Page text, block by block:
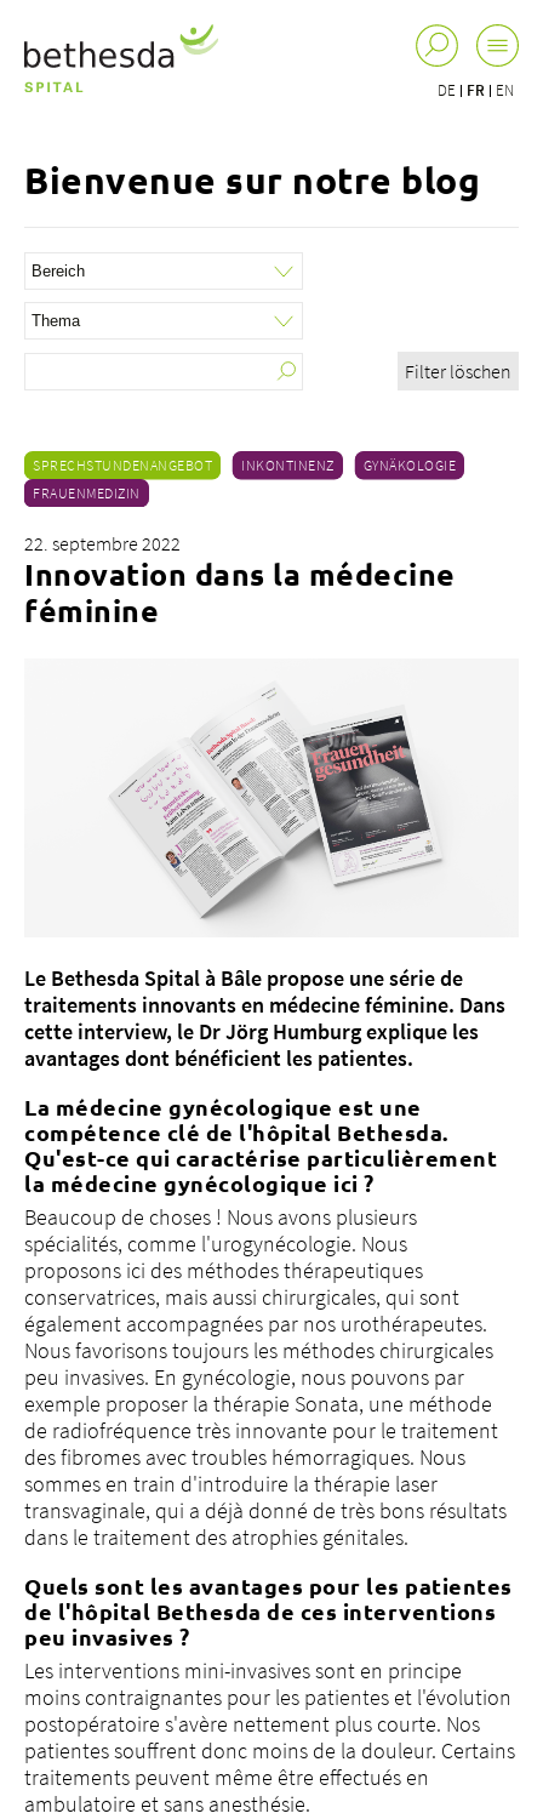
DE FR EN
Adresse de référence
Emplois & carrière
Domaines d'expertise
Événements & cours
Service des urgences
Bienvenue sur notre blog
Filter löschen
SPRECHSTUNDENANGEBOT INKONTINENZ
GYNÄKOLOGIE
FRAUENMEDIZIN
22. septembre 2022
Innovation dans la médecine
féminine
Le Bethesda Spital à Bâle propose une série de
traitements innovants en médecine féminine. Dans
cette interview, le Dr Jörg Humburg explique les
avantages dont bénéficient les patientes.
La médecine gynécologique est une
compétence clé de l'hôpital Bethesda.
Qu'est-ce qui caractérise particulièrement
la médecine gynécologique ici ?
Beaucoup de choses ! Nous avons plusieurs
spécialités, comme l'urogynécologie. Nous
proposons ici des méthodes thérapeutiques
conservatrices, mais aussi chirurgicales, qui sont
également accompagnées par nos urothérapeutes.
Nous favorisons toujours les méthodes chirurgicales
peu invasives. En gynécologie, nous pouvons par
exemple proposer la thérapie Sonata, une méthode
de radiofréquence très innovante pour le traitement
des fibromes avec troubles hémorragiques. Nous
sommes en train d'introduire la thérapie laser
transvaginale, qui a déjà donné de très bons résultats
dans le traitement des atrophies génitales.
Quels sont les avantages pour les patientes
de l'hôpital Bethesda de ces interventions
peu invasives ?
Les interventions mini-invasives sont en principe
moins contraignantes pour les patientes et l'évolution
postopératoire s'avère nettement plus courte. Nos
patientes souffrent donc moins de la douleur. Certains
traitements peuvent même être effectués en
ambulatoire et sans anesthésie.